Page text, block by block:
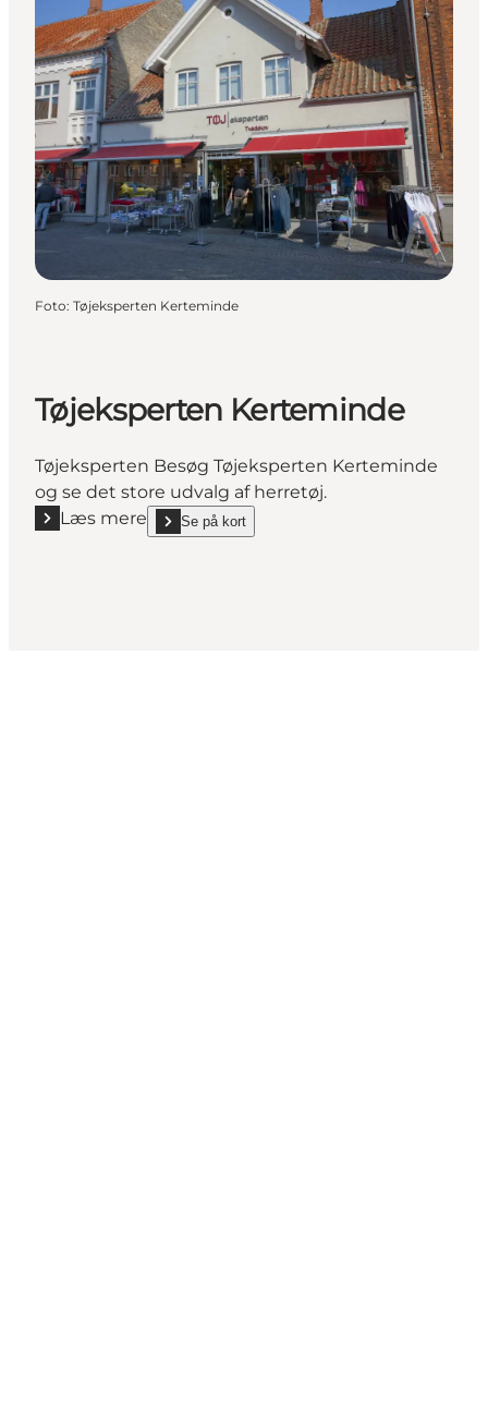
Foto: Tøjeksperten Kerteminde
Tøjeksperten Kerteminde
Tøjeksperten Besøg Tøjeksperten Kerteminde
og se det store udvalg af herretøj.
Læs mere
Læs mere "Tøjeksperten Kerteminde"
Se på kort
show Tøjeksperten Kerteminde on_map